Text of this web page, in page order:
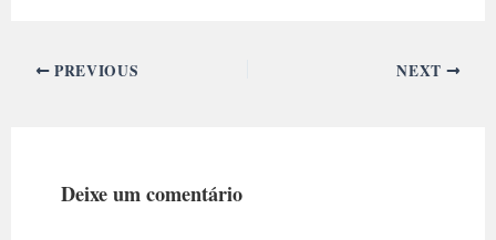
PREVIOUS NEXT
Deixe um comentário